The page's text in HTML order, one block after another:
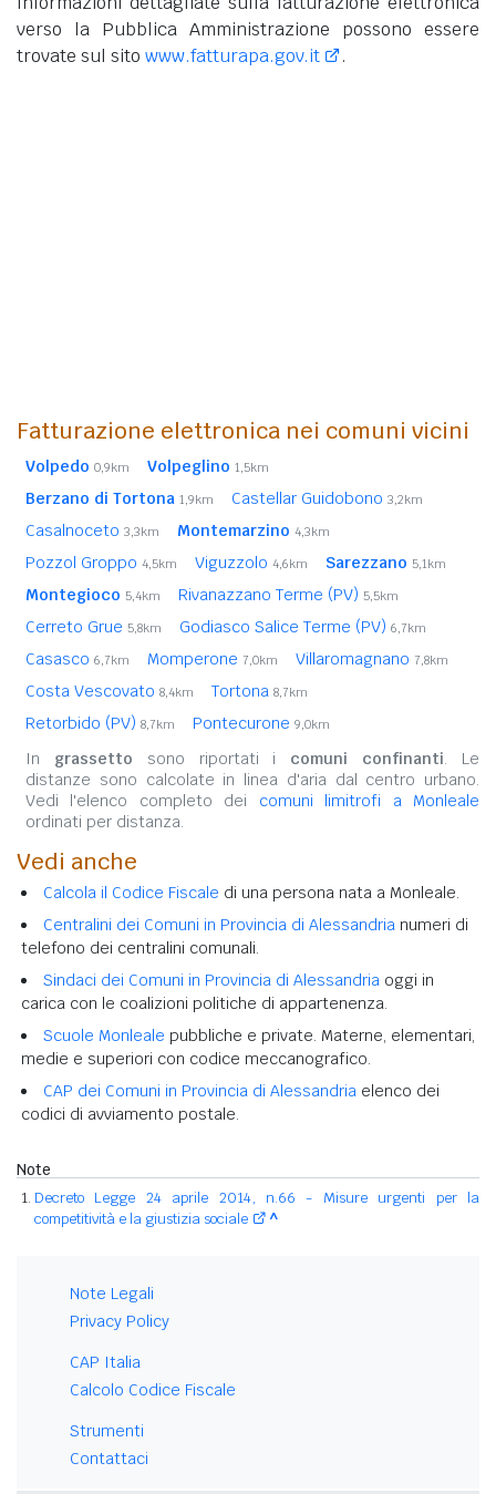
verso la Pubblica Amministrazione possono essere
trovate sul sito www.fatturapa.gov.it .
Fatturazione elettronica nei comuni vicini
Volpedo 0,9km Volpeglino 1,5km
Berzano di Tortona 1,9km Castellar Guidobono 3,2km
Casalnoceto 3,3km Montemarzino 4,3km
Pozzol Groppo 4,5km Viguzzolo 4,6km Sarezzano 5,1km
Montegioco 5,4km Rivanazzano Terme (PV) 5,5km
Cerreto Grue 5,8km Godiasco Salice Terme (PV) 6,7km
Casasco 6,7km Momperone 7,0km Villaromagnano 7,8km
Costa Vescovato 8,4km Tortona 8,7km
Retorbido (PV) 8,7km Pontecurone 9,0km
In grassetto sono riportati i comuni confinanti. Le
distanze sono calcolate in linea d'aria dal centro urbano.
Vedi l'elenco completo dei comuni limitrofi a Monleale
ordinati per distanza.
Vedi anche
Calcola il Codice Fiscale di una persona nata a Monleale.
Centralini dei Comuni in Provincia di Alessandria numeri di
telefono dei centralini comunali.
Sindaci dei Comuni in Provincia di Alessandria oggi in
carica con le coalizioni politiche di appartenenza.
Scuole Monleale pubbliche e private. Materne, elementari,
medie e superiori con codice meccanografico.
CAP dei Comuni in Provincia di Alessandria elenco dei
codici di avviamento postale.
Note
Decreto Legge 24 aprile 2014, n.66 - Misure urgenti per la
competitività e la giustizia sociale
^
Note Legali
Privacy Policy
CAP Italia
Calcolo Codice Fiscale
Strumenti
Contattaci